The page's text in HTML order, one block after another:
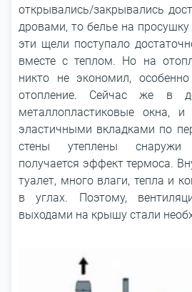
открывались/закрывались
дровами, то белье на просушку
эти щели поступало
вместе с теплом. Но на
никто не экономил,
отопление. Сейчас же в
металлопластиковые окна,
эластичными вкладками по
стены утеплены снаружи
получается эффект термоса.
туалет, много влаги, тепла и
в углах. Поэтому,
выходами на крышу стали